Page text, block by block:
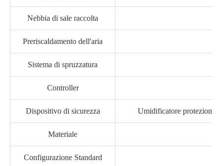
Nebbia di sale raccolta
Preriscaldamento dell'aria
Sistema di spruzzatura
Controller
Dispositivo di sicurezza Umidificatore protezione
Materiale
Configurazione Standard